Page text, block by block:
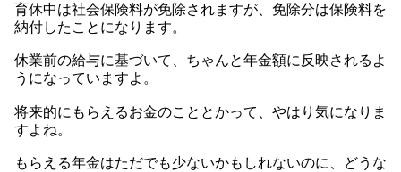
育休中は社会保険料が免除されますが、免除分は保険料を
納付したことになります。
休業前の給与に基づいて、ちゃんと年金額に反映されるよ
うになっていますよ。
将来的にもらえるお金のこととかって、やはり気になりま
すよね。
もらえる年金はただでも少ないかもしれないのに、どうな